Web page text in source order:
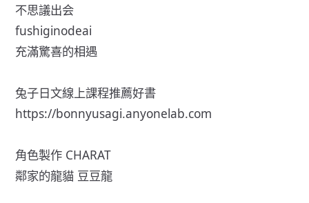
不思議出会
fushiginodeai
充滿驚喜的相遇
兔子日文線上課程推薦好書
https://bonnyusagi.anyonelab.com
角色製作 CHARAT
鄰家的龍貓 豆豆龍